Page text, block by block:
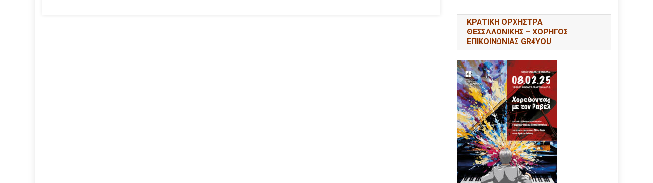
ΚΡΑΤΙΚΗ ΟΡΧΗΣΤΡΑ
ΘΕΣΣΑΛΟΝΙΚΗΣ – ΧΟΡΗΓΟΣ
ΕΠΙΚΟΙΝΩΝΙΑΣ GR4YOU